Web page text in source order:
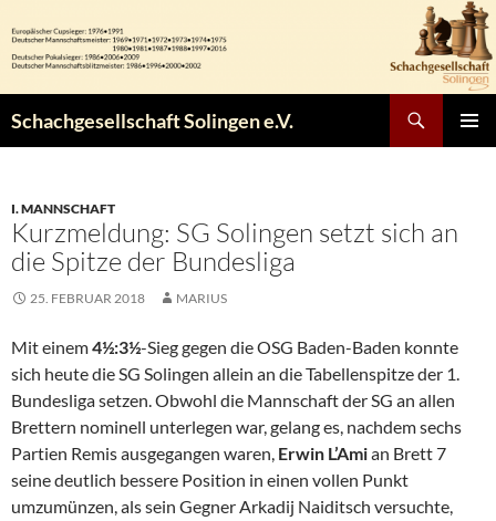
Inhalt
springen
Schachgesellschaft Solingen e.V.
I. MANNSCHAFT
Kurzmeldung: SG Solingen setzt sich an
die Spitze der Bundesliga
25. FEBRUAR 2018 MARIUS
Mit einem4½:3½-Sieg gegen die OSG Baden-Baden konnte
sich heute die SG Solingen allein an die Tabellenspitze der 1.
Bundesliga setzen. Obwohl die Mannschaft der SG an allen
Brettern nominell unterlegen war, gelang es, nachdem sechs
Partien Remis ausgegangen waren, Erwin L’Amian Brett 7
seine deutlich bessere Position in einen vollen Punkt
umzumünzen, als sein Gegner Arkadij Naiditsch versuchte,